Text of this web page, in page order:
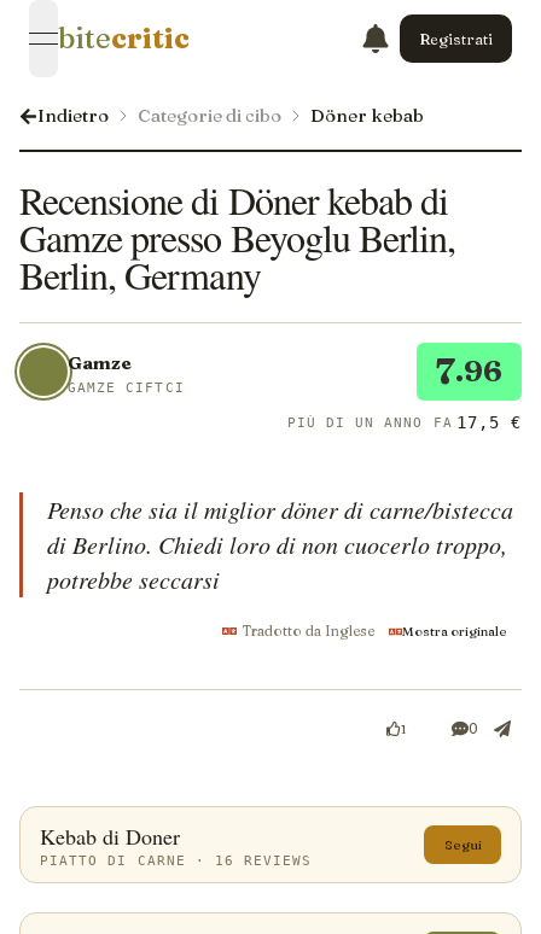
open navigation menu
bitecritic Registrati
Indietro Categorie di cibo Döner kebab
Recensione di Döner kebab di
Gamze presso Beyoglu Berlin,
Berlin, Germany
Gamze
GAMZE CIFTCI 7.96
PIÙ DI UN ANNO FA 17,5 €
Penso che sia il miglior döner di carne/bistecca
di Berlino. Chiedi loro di non cuocerlo troppo,
potrebbe seccarsi
Tradotto da Inglese Mostra originale
1 0
Kebab di Doner
PIATTO DI CARNE · 16 REVIEWS
Segui